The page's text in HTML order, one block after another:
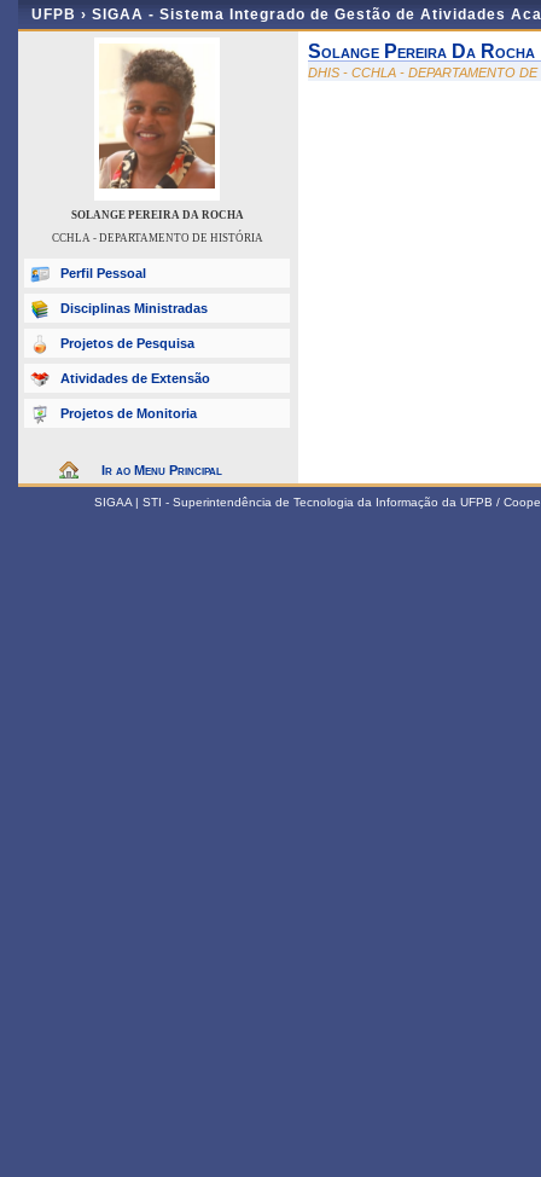
UFPB › SIGAA - Sistema Integrado de Gestão de Atividades
SOLANGE PEREIRA DA ROCHA
CCHLA - DEPARTAMENTO DE HISTÓRIA
Perfil Pessoal
Disciplinas Ministradas
Projetos de Pesquisa
Atividades de Extensão
Projetos de Monitoria
Ir ao Menu Principal
Solange Pereira Da Rocha
DHIS - CCHLA - DEPARTAMENTO
SIGAA | STI - Superintendência de Tecnologia da Informação da UFPB /